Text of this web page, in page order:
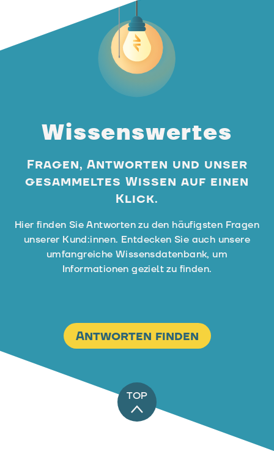
Wissenswertes
Fragen, Antworten und unser
gesammeltes Wissen auf einen
Klick.
Hier finden Sie Antworten zu den häufigsten Fragen
unserer Kund:innen. Entdecken Sie auch unsere
umfangreiche Wissensdatenbank, um
Informationen gezielt zu finden.
Antworten finden
TOP